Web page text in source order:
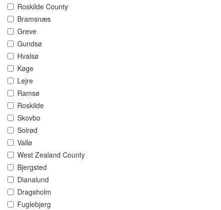
Roskilde County
Bramsnæs
Greve
Gundsø
Hvalsø
Køge
Lejre
Ramsø
Roskilde
Skovbo
Solrød
Vallø
West Zealand County
Bjergsted
Dianalund
Dragsholm
Fuglebjerg